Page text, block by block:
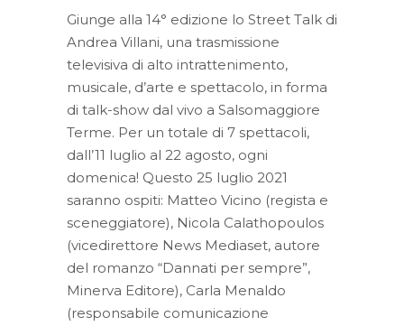
Giunge alla 14° edizione lo Street Talk di
Andrea Villani, una trasmissione
televisiva di alto intrattenimento,
musicale, d’arte e spettacolo, in forma
di talk-show dal vivo a Salsomaggiore
Terme. Per un totale di 7 spettacoli,
dall’11 luglio al 22 agosto, ogni
domenica! Questo 25 luglio 2021
saranno ospiti: Matteo Vicino (regista e
sceneggiatore), Nicola Calathopoulos
(vicedirettore News Mediaset, autore
del romanzo “Dannati per sempre”,
Minerva Editore), Carla Menaldo
(responsabile comunicazione